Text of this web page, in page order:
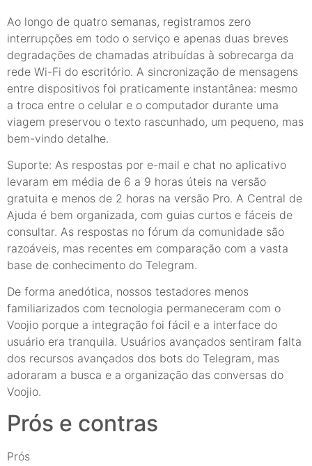
Ao longo de quatro semanas, registramos zero
interrupções em todo o serviço e apenas duas breves
degradações de chamadas atribuídas à sobrecarga da
rede Wi-Fi do escritório. A sincronização de mensagens
entre dispositivos foi praticamente instantânea: mesmo
a troca entre o celular e o computador durante uma
viagem preservou o texto rascunhado, um pequeno, mas
bem-vindo detalhe.
Suporte: As respostas por e-mail e chat no aplicativo
levaram em média de 6 a 9 horas úteis na versão
gratuita e menos de 2 horas na versão Pro. A Central de
Ajuda é bem organizada, com guias curtos e fáceis de
consultar. As respostas no fórum da comunidade são
razoáveis, mas recentes em comparação com a vasta
base de conhecimento do Telegram.
De forma anedótica, nossos testadores menos
familiarizados com tecnologia permaneceram com o
Voojio porque a integração foi fácil e a interface do
usuário era tranquila. Usuários avançados sentiram falta
dos recursos avançados dos bots do Telegram, mas
adoraram a busca e a organização das conversas do
Voojio.
Prós e contras
Prós